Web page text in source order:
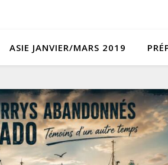
ASIE JANVIER/MARS 2019